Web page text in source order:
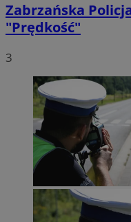
Zabrzańska
"Prędkość"
3
Niezbędne pliki
podstawowych
logowanie
niezbędnych
korzystać ze
Nazwa
SessID